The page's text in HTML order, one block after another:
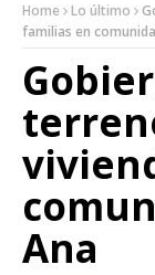
Home Lo último
familias en
Ana